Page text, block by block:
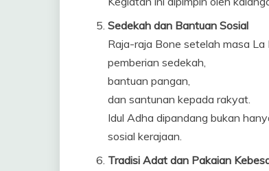
Sedekah dan Bantuan Sosial
Raja-raja Bone setelah masa La
pemberian sedekah,
bantuan pangan,
dan santunan kepada rakyat.
Idul Adha dipandang bukan
sosial kerajaan.
Tradisi Adat dan Pakaian